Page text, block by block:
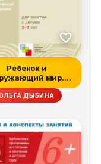
Ребенок и
мир.
Программа и
ДЫБИНА